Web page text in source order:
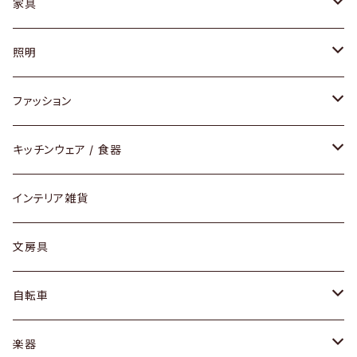
家具
ソファ / ベンチ
チェア / スツール
ダイニングセット / ダイニングテーブル
ローテーブル / サイドテーブル
デスク / コンソール
ドレッサー
シェルフ
照明
ペンダントライト
テーブルランプ / デスクスタンド
フロアライト
ファッション
アクセサリー
リング
ピアス / イヤリング
財布
バッグ
アウター
トップス
キッチンウェア / 食器
グラス / タンブラー
カップ / マグ
プレート / ボウル
カトラリー
インテリア雑貨
文房具
自転車
dahon
楽器